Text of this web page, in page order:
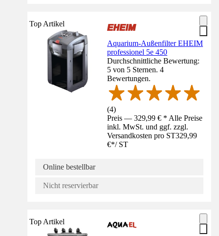
Top Artikel
Aquarium-Außenfilter EHEIM
professionel 5e 450
Durchschnittliche Bewertung:
5 von 5 Sternen. 4
Bewertungen.
(4)
Preis — 329,99 € * Alle Preise
inkl. MwSt. und ggf. zzgl.
Versandkosten pro ST329,99
€*/ ST
Online bestellbar
Nicht reservierbar
Top Artikel